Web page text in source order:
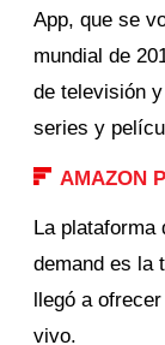
App, que se
mundial de
de televisión
series y
AMAZON
La plataforma
demand es la
llegó a
vivo.